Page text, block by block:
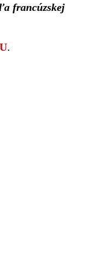
francúzskej
.